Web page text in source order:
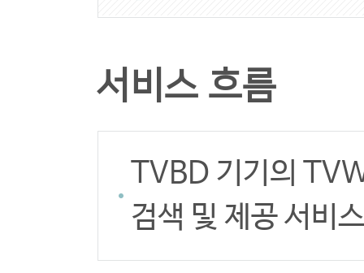
서비스 흐름
TVBD 기기의
검색 및 제공 서비